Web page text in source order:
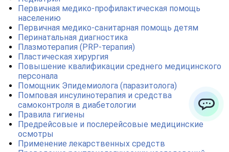
Первичная медико-профилактическая помощь
населению
Первичная медико-санитарная помощь детям
Перинатальная диагностика
Плазмотерапия (PRP-терапия)
Пластическая хирургия
Повышение квалификации среднего медицинского
персонала
Помощник Эпидемиолога (паразитолога)
Помповая инсулинотерапия и средства
самоконтроля в диабетологии
Правила гигиены
Предрейсовые и послерейсовые медицинские
осмотры
Применение лекарственных средств